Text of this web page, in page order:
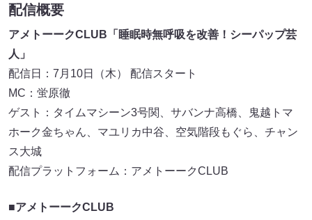
配信概要
アメトーークCLUB「睡眠時無呼吸を改善！シーパップ芸
人」
配信日：7月10日（木） 配信スタート
MC：蛍原徹
ゲスト：タイムマシーン3号関、サバンナ高橋、鬼越トマ
ホーク金ちゃん、マユリカ中谷、空気階段もぐら、チャン
ス大城
配信プラットフォーム：アメトーークCLUB
■アメトーークCLUB